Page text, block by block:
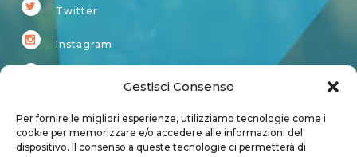
Gestisci Consenso
Per fornire le migliori esperienze, utilizziamo tecnologie come i
cookie per memorizzare e/o accedere alle informazioni del
dispositivo. Il consenso a queste tecnologie ci permetterà di
Twitter
Instagram